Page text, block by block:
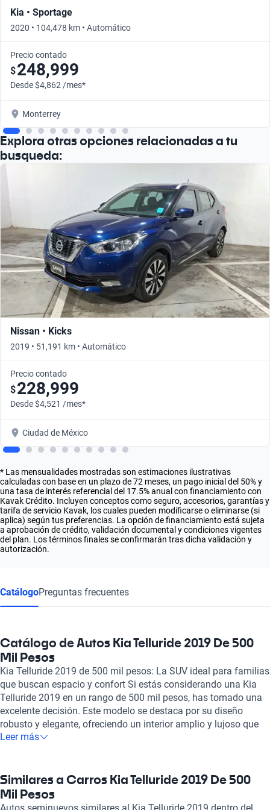
Kia • Sportage
2020 • 104,478 km • Automático
Precio contado
$248,999
Desde $4,862 /mes*
Monterrey
Explora otras opciones relacionadas a tu
busqueda:
Nissan • Kicks
2019 • 51,191 km • Automático
Precio contado
$228,999
Desde $4,521 /mes*
Ciudad de México
* Las mensualidades mostradas son estimaciones ilustrativas
calculadas con base en un plazo de 72 meses, un pago inicial del 50% y
una tasa de interés referencial del 17.5% anual con financiamiento con
Kavak Crédito. Incluyen conceptos como seguro, accesorios, garantías y
tarifa de servicio Kavak, los cuales pueden modificarse o eliminarse (si
aplica) según tus preferencias. La opción de financiamiento está sujeta
a aprobación de crédito, validación documental y condiciones vigentes
del plan. Los términos finales se confirmarán tras dicha validación y
autorización.
CatálogoPreguntas frecuentes
Catálogo de Autos Kia Telluride 2019 De 500
Mil Pesos
Kia Telluride 2019 de 500 mil pesos: La SUV ideal para familias
que buscan espacio y confort Si estás considerando una Kia
Telluride 2019 en un rango de 500 mil pesos, has tomado una
excelente decisión. Este modelo se destaca por su diseño
robusto y elegante, ofreciendo un interior amplio y lujoso que
brinda comodidad a todos los pasajeros. Con capacidad para
también es conocida por su tecnología avanzada, que incluye
un sistema de infoentretenimiento intuitivo y cargadores USB
en todas las filas, garantizando que todos estén conectados y
Leer más
Similares a Carros Kia Telluride 2019 De 500
Mil Pesos